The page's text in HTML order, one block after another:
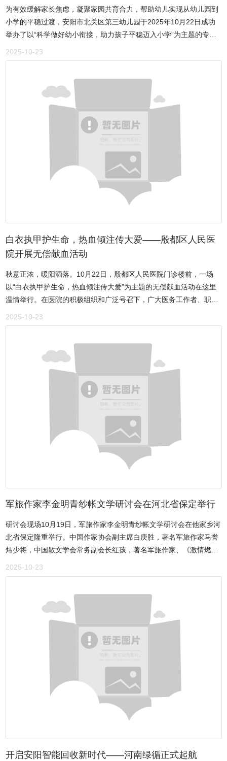
一龙老师带来的创意节目《朋友的酒》堪称惊喜，将相声的诙谐、快
板的明快与歌曲的豪迈熔于一炉，幽默温馨的演绎引发全场阵阵欢
笑。最后，全体演员合唱《定叫山河换新装》，以满腔豪情为这场演
此，北京河南林州企业商会 2025 年第一届年会暨成立一周年庆典在
望未来的盛会，更是一次凝聚乡情、汇聚力量、鼓舞干劲的启航。站
在新起点，北京河南林州企业商会将承载各级领导嘱托与全体会员期
望，乘风破浪、砥砺前行，为谱写高质量发展新篇章不懈奋斗！
伦贝尔》等获得三等奖。本次大赛活动还设立专家特别奖，对荣获一
等奖、二等奖的作者授予“金牌作家”称号，对荣获三等奖的作者授
予“实力作家”称号，大赛特邀评委辛茜、李登建作了宣读发布并颁
证。楹联家吕江浩为活动盛情创作了两幅楹联予以祝贺：“贺第六届全
国人文地理散文大赛颁奖发布会：一、大美黄河口，万卷文章凝地
笔底风云书地理；千秋河口，文中锦绣绘人文。横批：文澜壮阔”。来
自陕西富平的康凯鹏、山东乳山的刘方计两位作家分别作了现场获奖
感言。康凯鹏满怀激情地说：“我被秋风裹进行囊，从秦川腹地一路向
东，车外缀着秋色，车内充满期待，来到黄河入海流的大美东营。此
刻，我们富平的大尖柿已挂满枝头，而东营大地“黄蓝绘新虹”的壮美
也在我心底泛起联翩浮想。昨天，我还在“泾渭分明”的河畔远眺高天
厚土，今天，又在渤海之滨感受鸥鸟栖戏远帆和红滩以及水天一色的
广阔与辽远”。他说：“我内心这份激动，一半来自眼前的景致，一半
来自沉甸甸的认可。本届征文大赛，既属于散文，更属于游记。游
记，同一处风景，因每个人的阅历、学养不同，会生出千万种写法。
则”。今年七十有五、2025年成为中国作协会员的老作家刘方计
说：“我今年七十有五了，最早搞科普创作并加入了中国科普作家协
赛组委会。这个平台是为广大热爱文学的人们搭建的，它是一座让我
们的文字走向社会的桥，是文学爱好者提升自己水平、传播正能量的
一个很好园地。事实证明，从这个园地走出的作家不在少数，我就是
收益者之一”。他动情地说：“我参加活动十年了，在这十年之间，我
活动，我都参加了，每一次活动我都收获满满，通过这些活动，我认
识了不少专家和老师，使我收益匪浅，他们是我的良师益友，是我散
文创作的引路人。在我有生之年，只要身体情况允许，我将义无反顾
地参加全国地理散文组委会组织的各项活动，因为这里是文学创作的
加油站，是作家成长的摇蓝”颁奖发布会全场由东营市广播电视台著名
主持人陈亮倾情主持。会议结束后，全国各地专家与重点获奖作者兴
致勃勃参观了东营英华园学校省级楹联文化教育基地、东营金盾司法
学校省级国防教育文化基地、黄河口南岸垦利省级农高区红滩湿地旅
游度假区、红光老十五村网红打卡景区等。据悉：大赛盛况与获奖名
单还将在《作家报》开辟专版公布报道，获奖优秀作品将收入《全国
人文地理散文精选集2025年卷》交于出版社正式出版。
为有效缓解家长焦虑，凝聚家园共育合力，帮助幼儿实现从幼儿园到
小学的平稳过渡，安阳市北关区第三幼儿园于2025年10月22日成功
举办了以“科学做好幼小衔接，助力孩子平稳迈入小学”为主题的专题
家长，旨在传播科学衔接理念，指导家庭教育实践。有序签到 见证家
到处，大家自发排队，井然有序地在签到表上郑重签下自己的名字。
整个过程流畅而高效，展现了北关三幼家长们优秀的素养和对本次活
动的高度重视。聚焦核心问题 明确衔接方向讲座伊始，玫洁老师
从“如何科学做好幼小衔接”这一核心议题切入，细致分析了家长普遍
存在的困惑与焦虑，如适应能力、知识准备、学习兴趣及社交问题
儿童发展规律，进行身心、生活、社会和学习四大方面的全面准备。
此观点精准回应了《关于大力推进幼儿园与小学科学衔接的指导意
见》的核心要求，引导家长走出“重知识、轻能力”的误区，将关注点
从“学什么”转向“如何学”，从“知识储备”转向“能力养成”。构建“四大支
的“四大支柱”，为家庭及幼儿园教育实践提供了清晰路径：1.身心准
备：激发幼儿对小学的向往，并增强身体素质，以适应小学生活。2.
生活准备：培养自我管理能力与责任意识，为独立生活打下基础。3.
体。4.学习准备：注重培养学习兴趣与基础能力，在趣味中自然渗透
知识。强化家园协同 共绘科学衔接蓝图讲座明确了家长在衔接过程中
的“支持者”角色，建议家长信任孩子、敢于放手、提供高质量陪伴。
同时，详细介绍了我园在推进科学衔接方面采取的多项措施。1.课程
建设：将衔接教育融入日常课程，通过游戏化、生活化的方式自然渗
科学过渡。3.家园共育：构建家园沟通体系，为家长提供持续的专业
指导与支持。理念同频 家长温暖反馈本次讲座受到了与会家长的高度
评价，普遍认为讲座内容科学、针对性强、指导性高，家长们对玫洁
老师的专业讲解和幼儿园的精心组织表达了衷心感谢。家长纷纷表示
讲座有效缓解了他们的焦虑情绪，对“如何帮助孩子顺利过渡”有了更
清晰的方向和信心。这不仅是一次知识的传递，更是一次家园教育理
念的深度共鸣与融合。家长的积极反馈是对我园工作的最大肯定，也
为我们将来的工作指明了方向。通过此次幼小衔接专题讲座，有效宣
传了科学幼小衔接理念，缓解了家长的焦虑情绪，为家庭教育的有效
实施提供了具体、可操作的方法指导，进一步统一了家园思想，坚定
作，为每一位幼儿自信、快乐地迈入小学新阶段保驾护航。
2025-10-23
白衣执甲护生命，热血倾注传大爱——殷都区人民医
院开展无偿献血活动
秋意正浓，暖阳洒落。10月22日，殷都区人民医院门诊楼前，一场
以“白衣执甲护生命，热血倾注传大爱”为主题的无偿献血活动在这里
温情举行。在医院的积极组织和广泛号召下，广大医务工作者、职工
河，用实际行动诠释医者仁心与社会责任的深刻内涵。尽管活动当天
人员早早来到现场，在医护人员和志愿者的引导下，有序排队、登记
信息、采血化验，积极配合完成每一个献血环节。此次献血队伍中，
既有院领导、科室主任带头示范，也有奋战在临床一线的普通医护人
员；既有多年坚持献血的“老面孔”，也有首次参与的“新力量”；既有结
伴而来的同事，也有带着孩子的年轻妈妈，更有受医护人员感召而来
血，用一次次挽袖，书写着对生命的敬意与守护。“作为医务人员，我
们更懂得血液对抢救生命的意义。能用自己的热血去帮助他人，是一
件非常光荣的事。”一位刚献完血的医生笑着说道，手臂上贴着的止血
棉签还泛着淡淡的红痕，却掩不住脸上的满足与自豪。“每年医院组织
参与献血的后勤职工朴实的话语，道出了无数献血者的心声。他们用
行动证明，平凡人也能成就不凡善举，点滴热血，足以点燃生命的希
都承载着无私与大爱；每一份奉献，都彰显着责任与担当。殷都区人
民医院不仅肩负着救死扶伤的神圣使命，更在公益行动中走在前列，
以实际行动践行“人民至上、生命至上”的理念，展现了新时代医务工
作者的良好风貌与社会责任感。无偿献血，是无私奉献的善举，是传
递生命的希望工程。此次献血活动虽已圆满结束，但那份温暖与感动
神，传递社会正能量，让爱心在更多人心中生根发芽，让城市因奉献
2025-10-23
军旅作家李金明青纱帐文学研讨会在河北省保定举行
研讨会现场10月19日，军旅作家李金明青纱帐文学研讨会在他家乡河
北省保定隆重举行。中国作家协会副主席白庚胜，著名军旅作家马誉
炜少将，中国散文学会常务副会长红孩，著名军旅作家、《激情燃烧
的岁月》编剧石钟山，河北省作家协会副主席李春雷，《赤子》杂志
上旬刊主编黄海霞，中国散文学会副秘书长王晋军，中央电视台“文化
的近80名作家、评论家及文友齐聚一堂，共同回望烽火岁月，缅怀抗
战精神，探讨李金明青纱帐文学的独特价值与时代意义。会议由保定
市作协常务副主席、莲池区作协主席尚未主持。李金明 军旅作家军史
专家北京市石景山区作家协会主席李金明出生于保定蠡县一个革命家
庭，父亲是抗日根据地的一名游击队长，母亲是村里的妇救会会长。
炙人口的抗战佳作，文中常见“青纱帐”一词，每次都会以不同的视角
去描写青纱帐情景，从而形成了冀中抗战人文中的鲜明文学特点。这
不仅是对冀中人文精神的深情礼赞，更是对冀中风骨以及中华民族精
神图谱的生动诠释。此次研讨会不仅是一次文学盛会，更是一次对伟
大贡献，称赞李金明是冀中抗日文学青纱帐文学的杰出代表，其作品
饱含对历史的责任与对文学的忠诚。他指出，当下国际环境仍充满不
2025-10-23
开启安阳智能回收新时代——河南绿循正式起航